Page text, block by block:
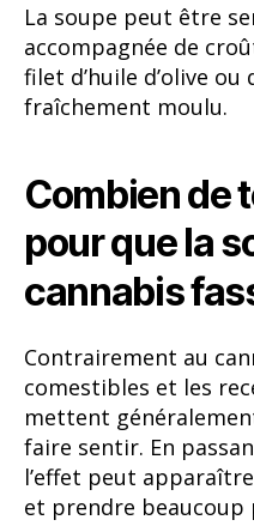
La soupe peut être
accompagnée de
filet d’huile d’olive ou
fraîchement moulu.
Combien de
pour que la
cannabis
Contrairement au
comestibles et les
mettent
faire sentir. En
l’effet peut
et prendre beaucoup